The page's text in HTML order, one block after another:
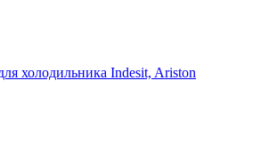
холодильника Indesit, Ariston